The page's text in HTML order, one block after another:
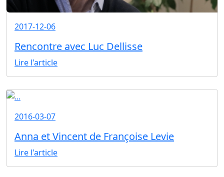
2017-12-06
Rencontre avec Luc Dellisse
Lire l'article
2016-03-07
Anna et Vincent de Françoise Levie
Lire l'article